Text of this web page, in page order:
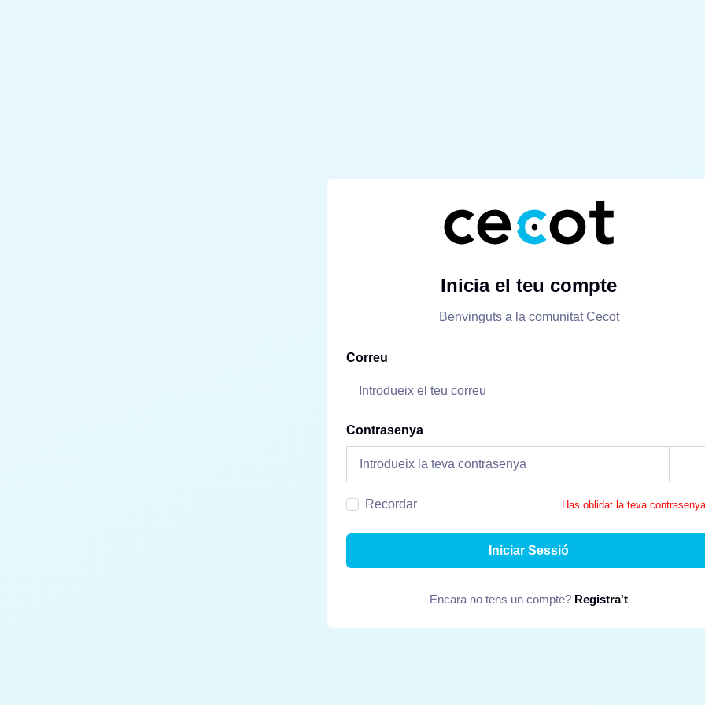
Inicia el teu compte
Benvinguts a la comunitat Cecot
Correu
Contrasenya
Recordar Has oblidat la teva
Iniciar Sessió
Encara no tens un compte? Registra't